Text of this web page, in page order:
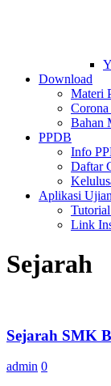
Download
Materi
Bahan
PPDB
Info
Daftar
Aplikasi Ujian
Link
Sejarah
Sejarah SMK
admin 0